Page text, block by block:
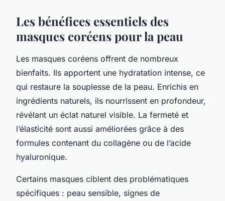
Les bénéfices essentiels des
masques coréens pour la peau
Les masques coréens offrent de nombreux
bienfaits. Ils apportent une hydratation intense, ce
qui restaure la souplesse de la peau. Enrichis en
ingrédients naturels, ils nourrissent en profondeur,
révélant un éclat naturel visible. La fermeté et
l’élasticité sont aussi améliorées grâce à des
formules contenant du collagène ou de l’acide
hyaluronique.
Certains masques ciblent des problématiques
spécifiques : peau sensible, signes de